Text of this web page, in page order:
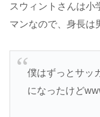
スウィントさんは小
マンなので、身長は
僕はずっとサッ
になったけど